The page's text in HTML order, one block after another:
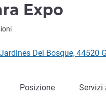
Expo
Del Bosque, 44520
Posizione Servizi